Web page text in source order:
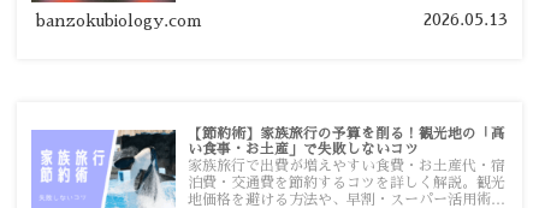
す。
banzokubiology.com 2026.05.13
【節約術】家族旅行の予算を削る！観光地の「高
い食事・お土産」で失敗しないコツ
家族旅行で出費が増えやすい食費・お土産代・宿
泊費・交通費を節約するコツを詳しく解説。観光
地価格を避ける方法や、早割・スーパー活用術、